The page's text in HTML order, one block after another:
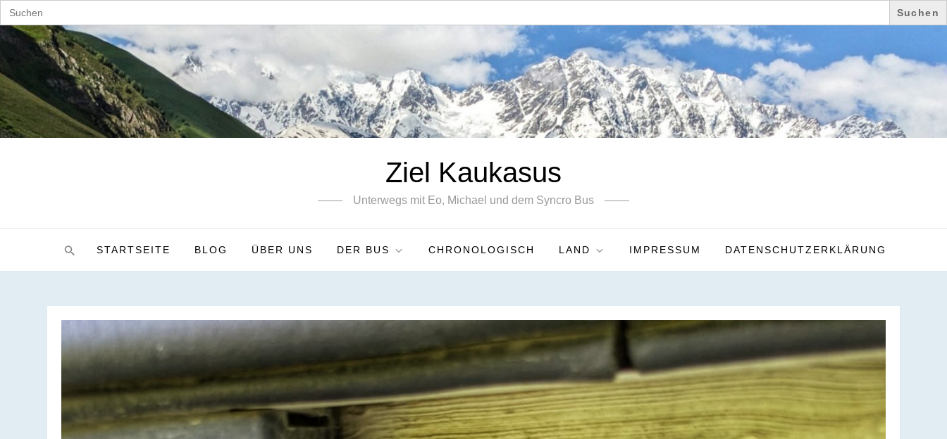
Search
for:
Skip
content
Ziel Kaukasus
Unterwegs mit Eo, Michael und dem Syncro Bus
STARTSEITE BLOG ÜBER UNS DER BUS CHRONOLOGISCH LAND IMPRESSUM DATENSCHUTZERKLÄRUNG